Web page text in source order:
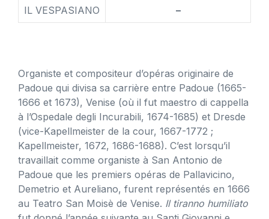
IL VESPASIANO –
Organiste et compositeur d’opéras originaire de
Padoue qui divisa sa carrière entre Padoue (1665-
1666 et 1673), Venise (où il fut maestro di cappella
à l’Ospedale degli Incurabili, 1674-1685) et Dresde
(vice-Kapellmeister de la cour, 1667-1772 ;
Kapellmeister, 1672, 1686-1688). C’est lorsqu’il
travaillait comme organiste à San Antonio de
Padoue que les premiers opéras de Pallavicino,
Demetrio et Aureliano, furent représentés en 1666
au Teatro San Moisè de Venise. Il tiranno humiliato